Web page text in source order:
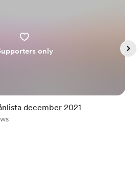
only
december 2021